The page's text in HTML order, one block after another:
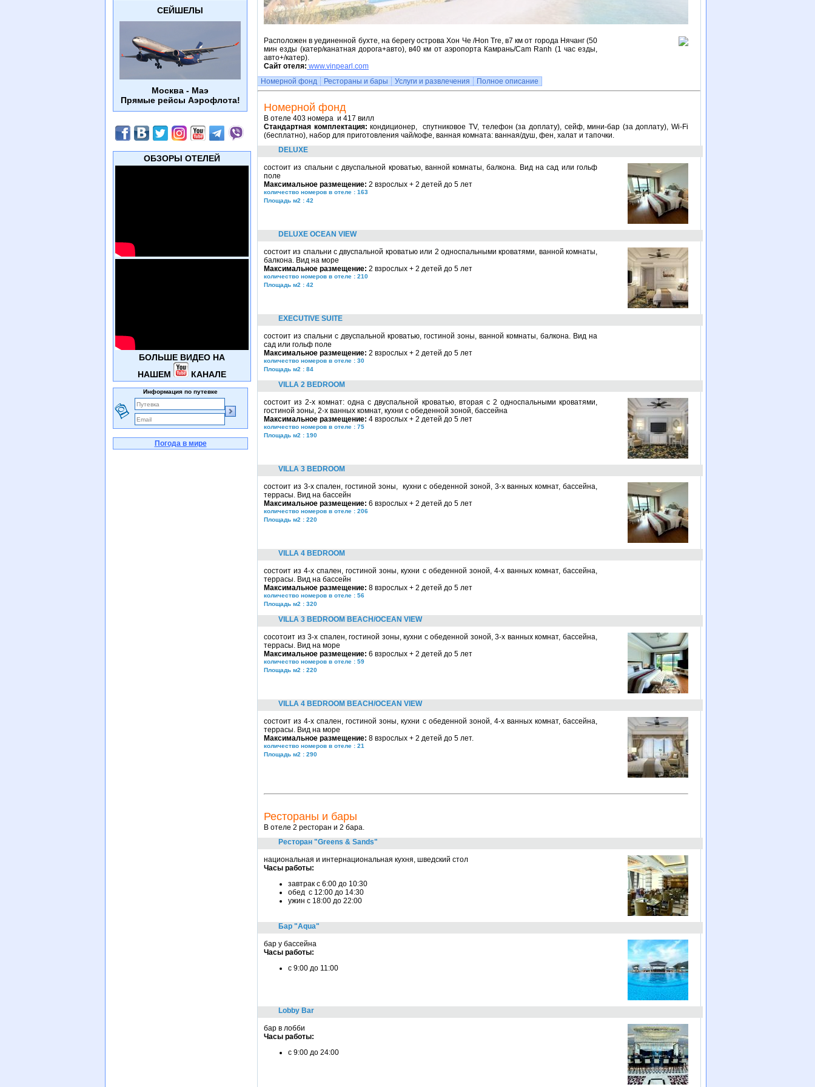
Расположен в уединенной бухте, на берегу острова Хон Че /Hon Tre, в7 км от города Нячанг (50
мин езды (катер/канатная дорога+авто), в40 км от аэропорта Камрань/Cam Ranh (1 час езды,
авто+/катер).
Сайт отеля: www.vinpearl.com
Номерной фонд
Рестораны и бары Услуги и развлечения Полное описание
Номерной фонд
В отеле 403 номера и 417 вилл
Стандартная комплектация:кондиционер, спутниковое TV, телефон (за доплату), сейф, мини-бар (за доплату), Wi-Fi
(бесплатно), набор для приготовления чай/кофе, ванная комната: ванная/душ, фен, халат и тапочки.
DELUXE
состоит из спальни с двуспальной кроватью, ванной комнаты, балкона. Вид на сад или гольф
поле
Максимальное размещение: 2 взрослых + 2 детей до 5 лет
количество номеров в отеле : 163
Площадь м2 : 42
DELUXE OCEAN VIEW
состоит из спальни с двуспальной кроватью или 2 односпальными кроватями, ванной комнаты,
балкона. Вид на море
Максимальное размещение: 2 взрослых + 2 детей до 5 лет
количество номеров в отеле : 210
Площадь м2 : 42
EXECUTIVE SUITE
состоит из спальни с двуспальной кроватью, гостиной зоны, ванной комнаты, балкона. Вид на
сад или гольф поле
Максимальное размещение: 2 взрослых + 2 детей до 5 лет
количество номеров в отеле : 30
Площадь м2 : 84
VILLA 2 BEDROOM
состоит из 2-х комнат: одна с двуспальной кроватью, вторая с 2 односпальными кроватями,
гостиной зоны, 2-х ванных комнат, кухни с обеденной зоной, бассейна
Максимальное размещение: 4 взрослых + 2 детей до 5 лет
количество номеров в отеле : 75
Площадь м2 : 190
VILLA 3 BEDROOM
состоит из 3-х спален, гостиной зоны, кухни с обеденной зоной, 3-х ванных комнат, бассейна,
террасы. Вид на бассейн
Максимальное размещение: 6 взрослых + 2 детей до 5 лет
количество номеров в отеле : 206
Площадь м2 : 220
VILLA 4 BEDROOM
состоит из 4-х спален, гостиной зоны, кухни с обеденной зоной, 4-х ванных комнат, бассейна,
террасы. Вид на бассейн
Максимальное размещение: 8 взрослых + 2 детей до 5 лет
количество номеров в отеле : 56
Площадь м2 : 320
VILLA 3 BEDROOM BEACH/OCEAN VIEW
сосотоит из 3-х спален, гостиной зоны, кухни с обеденной зоной, 3-х ванных комнат, бассейна,
террасы. Вид на море
Максимальное размещение: 6 взрослых + 2 детей до 5 лет
количество номеров в отеле : 59
Площадь м2 : 220
VILLA 4 BEDROOM BEACH/OCEAN VIEW
состоит из 4-х спален, гостиной зоны, кухни с обеденной зоной, 4-х ванных комнат, бассейна,
террасы. Вид на море
Максимальное размещение: 8 взрослых + 2 детей до 5 лет.
количество номеров в отеле : 21
Площадь м2 : 290
Рестораны и бары
В отеле 2 ресторан и 2 бара.
Ресторан "Greens & Sands"
национальная и интернациональная кухня, шведский стол
Часы работы:
завтрак с 6:00 до 10:30
обед с 12:00 до 14:30
ужин с 18:00 до 22:00
Бар "Aqua"
бар у бассейна
Часы работы:
с 9:00 до 11:00
Lobby Bar
бар в лобби
Часы работы:
c 9:00 до 24:00
СЕЙШЕЛЫ
Москва - Маэ
Прямые рейсы Аэрофлота!
ОБЗОРЫ ОТЕЛЕЙ
БОЛЬШЕ ВИДЕО НА
НАШЕМ
КАНАЛЕ
Информация по путевке
Погода в мире